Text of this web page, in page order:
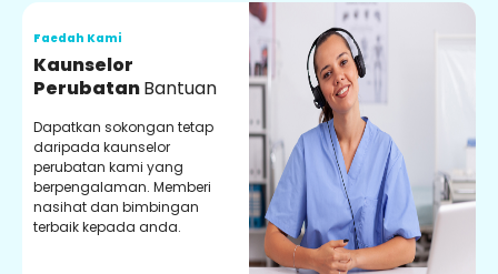
Faedah Kami
Kaunselor
PerubatanBantuan
Dapatkan sokongan tetap
daripada kaunselor
perubatan kami yang
berpengalaman. Memberi
nasihat dan bimbingan
terbaik kepada anda.